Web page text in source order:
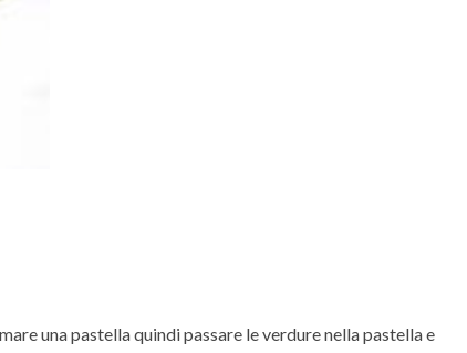
una pastella quindi passare le verdure nella pastella e